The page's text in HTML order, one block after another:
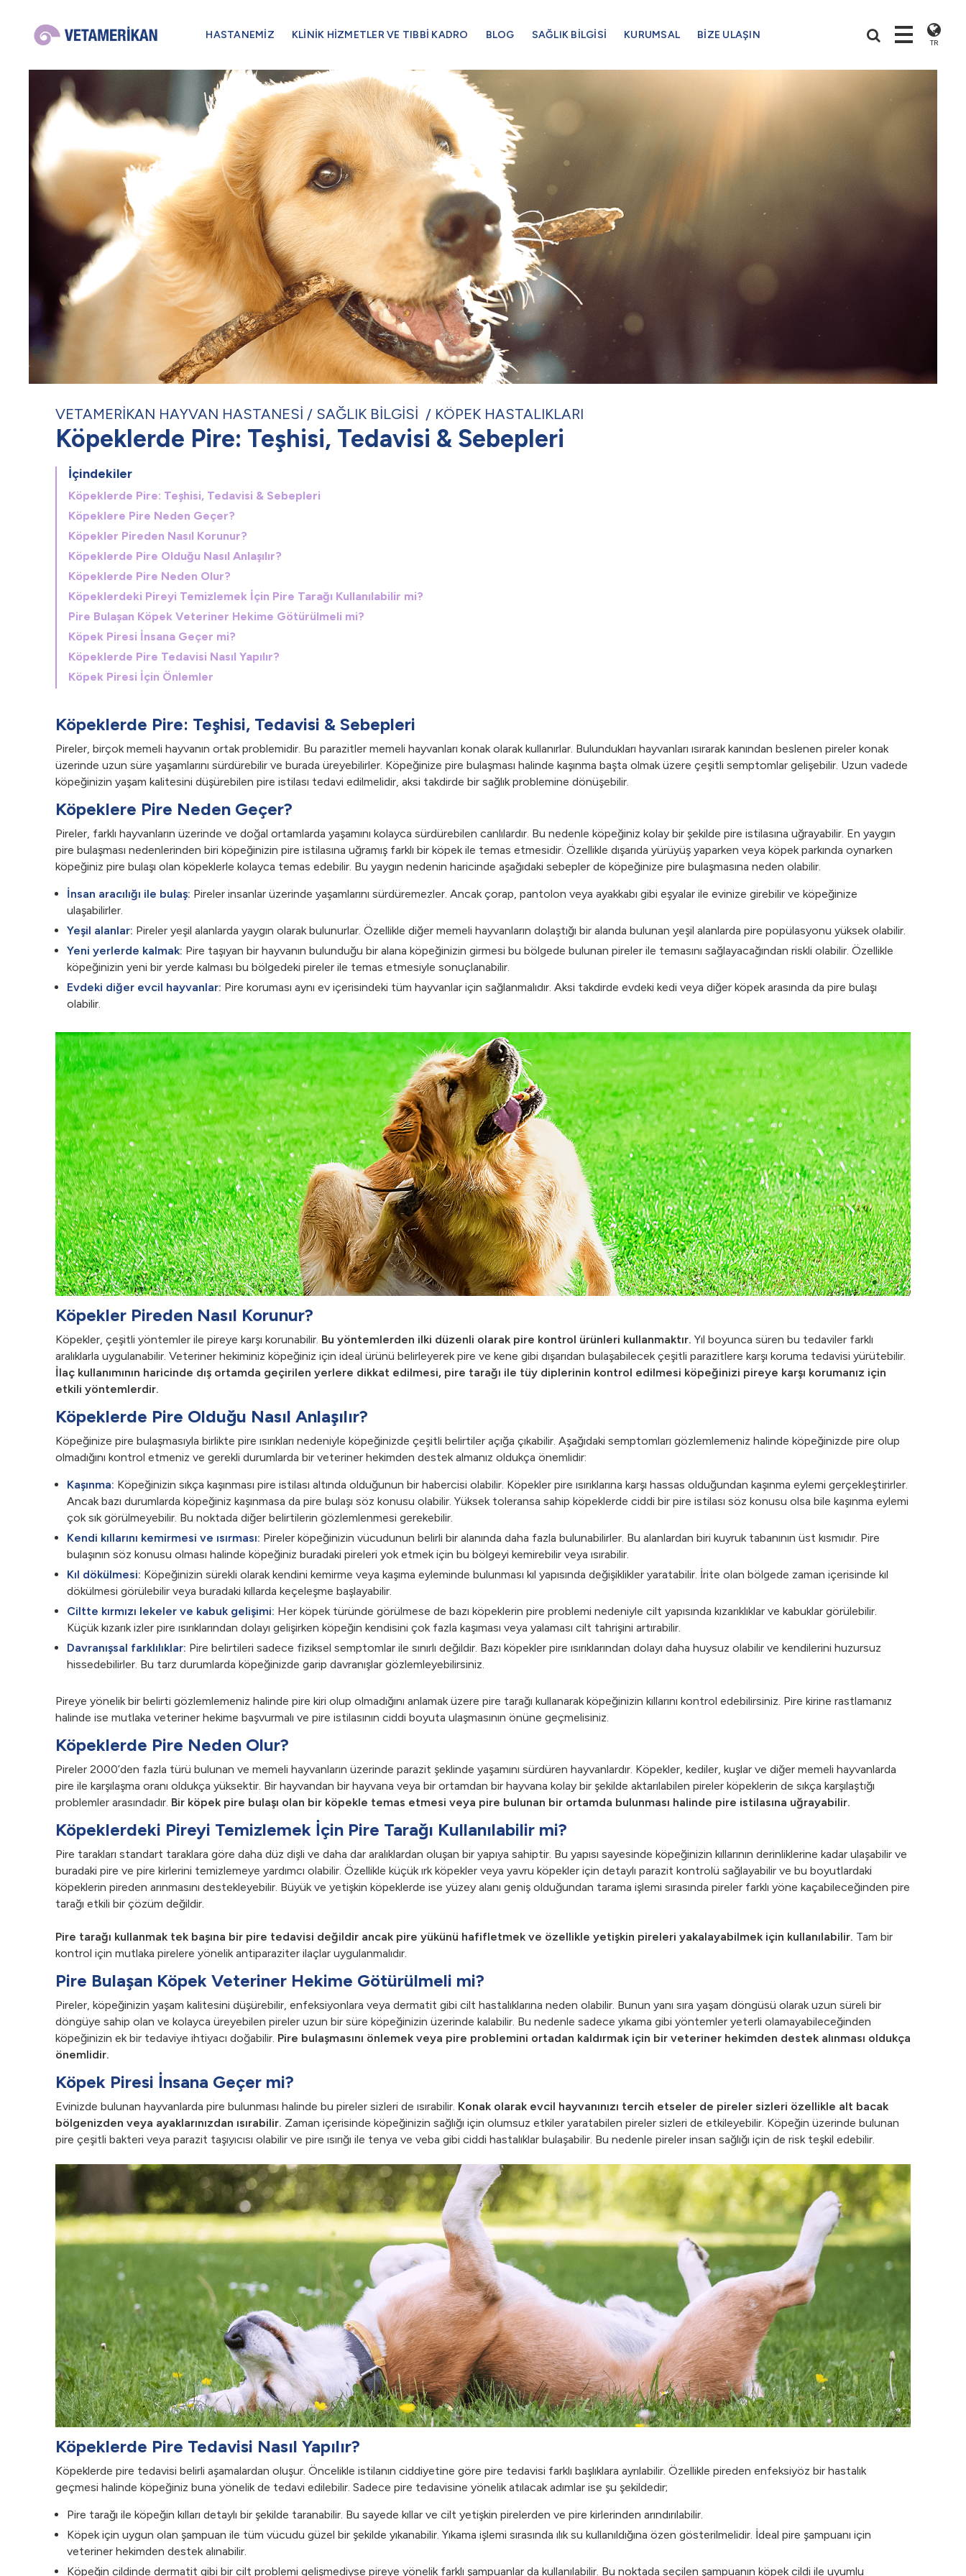
HASTANEMİZ KLİNİK HİZMETLER VE TIBBİ KADRO BLOG SAĞLIK BİLGİSİ KURUMSAL BİZE ULAŞIN
TR
VETAMERİKAN HAYVAN HASTANESİ SAĞLIK BİLGİSİ KÖPEK HASTALIKLARI
Köpeklerde Pire: Teşhisi, Tedavisi & Sebepleri
İçindekiler
Köpeklerde Pire: Teşhisi, Tedavisi & Sebepleri
Köpeklere Pire Neden Geçer?
Köpekler Pireden Nasıl Korunur?
Köpeklerde Pire Olduğu Nasıl Anlaşılır?
Köpeklerde Pire Neden Olur?
Köpeklerdeki Pireyi Temizlemek İçin Pire Tarağı Kullanılabilir mi?
Pire Bulaşan Köpek Veteriner Hekime Götürülmeli mi?
Köpek Piresi İnsana Geçer mi?
Köpeklerde Pire Tedavisi Nasıl Yapılır?
Köpek Piresi İçin Önlemler
Köpeklerde Pire: Teşhisi, Tedavisi & Sebepleri
Pireler, birçok memeli hayvanın ortak problemidir. Bu parazitler memeli hayvanları konak olarak kullanırlar. Bulundukları hayvanları ısırarak kanından beslenen pireler konak
üzerinde uzun süre yaşamlarını sürdürebilir ve burada üreyebilirler. Köpeğinize pire bulaşması halinde kaşınma başta olmak üzere çeşitli semptomlar gelişebilir. Uzun vadede
köpeğinizin yaşam kalitesini düşürebilen pire istilası tedavi edilmelidir, aksi takdirde bir sağlık problemine dönüşebilir.
Köpeklere Pire Neden Geçer?
Pireler, farklı hayvanların üzerinde ve doğal ortamlarda yaşamını kolayca sürdürebilen canlılardır. Bu nedenle köpeğiniz kolay bir şekilde pire istilasına uğrayabilir. En yaygın
pire bulaşması nedenlerinden biri köpeğinizin pire istilasına uğramış farklı bir köpek ile temas etmesidir. Özellikle dışarıda yürüyüş yaparken veya köpek parkında oynarken
köpeğiniz pire bulaşı olan köpeklerle kolayca temas edebilir. Bu yaygın nedenin haricinde aşağıdaki sebepler de köpeğinize pire bulaşmasına neden olabilir.
İnsan aracılığı ile bulaş: Pireler insanlar üzerinde yaşamlarını sürdüremezler. Ancak çorap, pantolon veya ayakkabı gibi eşyalar ile evinize girebilir ve köpeğinize
ulaşabilirler.
Yeşil alanlar: Pireler yeşil alanlarda yaygın olarak bulunurlar. Özellikle diğer memeli hayvanların dolaştığı bir alanda bulunan yeşil alanlarda pire popülasyonu yüksek olabilir.
Yeni yerlerde kalmak: Pire taşıyan bir hayvanın bulunduğu bir alana köpeğinizin girmesi bu bölgede bulunan pireler ile temasını sağlayacağından riskli olabilir. Özellikle
köpeğinizin yeni bir yerde kalması bu bölgedeki pireler ile temas etmesiyle sonuçlanabilir.
Evdeki diğer evcil hayvanlar: Pire koruması aynı ev içerisindeki tüm hayvanlar için sağlanmalıdır. Aksi takdirde evdeki kedi veya diğer köpek arasında da pire bulaşı
olabilir.
Köpekler Pireden Nasıl Korunur?
Köpekler, çeşitli yöntemler ile pireye karşı korunabilir. Bu yöntemlerden ilki düzenli olarak pire kontrol ürünleri kullanmaktır. Yıl boyunca süren bu tedaviler farklı
aralıklarla uygulanabilir. Veteriner hekiminiz köpeğiniz için ideal ürünü belirleyerek pire ve kene gibi dışarıdan bulaşabilecek çeşitli parazitlere karşı koruma tedavisi yürütebilir.
İlaç kullanımının haricinde dış ortamda geçirilen yerlere dikkat edilmesi, pire tarağı ile tüy diplerinin kontrol edilmesi köpeğinizi pireye karşı korumanız için
etkili yöntemlerdir.
Köpeklerde Pire Olduğu Nasıl Anlaşılır?
Köpeğinize pire bulaşmasıyla birlikte pire ısırıkları nedeniyle köpeğinizde çeşitli belirtiler açığa çıkabilir. Aşağıdaki semptomları gözlemlemeniz halinde köpeğinizde pire olup
olmadığını kontrol etmeniz ve gerekli durumlarda bir veteriner hekimden destek almanız oldukça önemlidir:
Kaşınma: Köpeğinizin sıkça kaşınması pire istilası altında olduğunun bir habercisi olabilir. Köpekler pire ısırıklarına karşı hassas olduğundan kaşınma eylemi gerçekleştirirler.
Ancak bazı durumlarda köpeğiniz kaşınmasa da pire bulaşı söz konusu olabilir. Yüksek toleransa sahip köpeklerde ciddi bir pire istilası söz konusu olsa bile kaşınma eylemi
çok sık görülmeyebilir. Bu noktada diğer belirtilerin gözlemlenmesi gerekebilir.
Kendi kıllarını kemirmesi ve ısırması: Pireler köpeğinizin vücudunun belirli bir alanında daha fazla bulunabilirler. Bu alanlardan biri kuyruk tabanının üst kısmıdır. Pire
bulaşının söz konusu olması halinde köpeğiniz buradaki pireleri yok etmek için bu bölgeyi kemirebilir veya ısırabilir.
Kıl dökülmesi: Köpeğinizin sürekli olarak kendini kemirme veya kaşıma eyleminde bulunması kıl yapısında değişiklikler yaratabilir. İrite olan bölgede zaman içerisinde kıl
dökülmesi görülebilir veya buradaki kıllarda keçeleşme başlayabilir.
Ciltte kırmızı lekeler ve kabuk gelişimi: Her köpek türünde görülmese de bazı köpeklerin pire problemi nedeniyle cilt yapısında kızarıklıklar ve kabuklar görülebilir.
Küçük kızarık izler pire ısırıklarından dolayı gelişirken köpeğin kendisini çok fazla kaşıması veya yalaması cilt tahrişini artırabilir.
Davranışsal farklılıklar: Pire belirtileri sadece fiziksel semptomlar ile sınırlı değildir. Bazı köpekler pire ısırıklarından dolayı daha huysuz olabilir ve kendilerini huzursuz
hissedebilirler. Bu tarz durumlarda köpeğinizde garip davranışlar gözlemleyebilirsiniz.
Pireye yönelik bir belirti gözlemlemeniz halinde pire kiri olup olmadığını anlamak üzere pire tarağı kullanarak köpeğinizin kıllarını kontrol edebilirsiniz. Pire kirine rastlamanız
halinde ise mutlaka veteriner hekime başvurmalı ve pire istilasının ciddi boyuta ulaşmasının önüne geçmelisiniz.
Köpeklerde Pire Neden Olur?
Pireler 2000’den fazla türü bulunan ve memeli hayvanların üzerinde parazit şeklinde yaşamını sürdüren hayvanlardır. Köpekler, kediler, kuşlar ve diğer memeli hayvanlarda
pire ile karşılaşma oranı oldukça yüksektir. Bir hayvandan bir hayvana veya bir ortamdan bir hayvana kolay bir şekilde aktarılabilen pireler köpeklerin de sıkça karşılaştığı
problemler arasındadır. Bir köpek pire bulaşı olan bir köpekle temas etmesi veya pire bulunan bir ortamda bulunması halinde pire istilasına uğrayabilir.
Köpeklerdeki Pireyi Temizlemek İçin Pire Tarağı Kullanılabilir mi?
Pire tarakları standart taraklara göre daha düz dişli ve daha dar aralıklardan oluşan bir yapıya sahiptir. Bu yapısı sayesinde köpeğinizin kıllarının derinliklerine kadar ulaşabilir ve
buradaki pire ve pire kirlerini temizlemeye yardımcı olabilir. Özellikle küçük ırk köpekler veya yavru köpekler için detaylı parazit kontrolü sağlayabilir ve bu boyutlardaki
köpeklerin pireden arınmasını destekleyebilir. Büyük ve yetişkin köpeklerde ise yüzey alanı geniş olduğundan tarama işlemi sırasında pireler farklı yöne kaçabileceğinden pire
tarağı etkili bir çözüm değildir.
Pire tarağı kullanmak tek başına bir pire tedavisi değildir ancak pire yükünü hafifletmek ve özellikle yetişkin pireleri yakalayabilmek için kullanılabilir. Tam bir
kontrol için mutlaka pirelere yönelik antiparaziter ilaçlar uygulanmalıdır.
Pire Bulaşan Köpek Veteriner Hekime Götürülmeli mi?
Pireler, köpeğinizin yaşam kalitesini düşürebilir, enfeksiyonlara veya dermatit gibi cilt hastalıklarına neden olabilir. Bunun yanı sıra yaşam döngüsü olarak uzun süreli bir
döngüye sahip olan ve kolayca üreyebilen pireler uzun bir süre köpeğinizin üzerinde kalabilir. Bu nedenle sadece yıkama gibi yöntemler yeterli olamayabileceğinden
köpeğinizin ek bir tedaviye ihtiyacı doğabilir. Pire bulaşmasını önlemek veya pire problemini ortadan kaldırmak için bir veteriner hekimden destek alınması oldukça
önemlidir.
Köpek Piresi İnsana Geçer mi?
Evinizde bulunan hayvanlarda pire bulunması halinde bu pireler sizleri de ısırabilir. Konak olarak evcil hayvanınızı tercih etseler de pireler sizleri özellikle alt bacak
bölgenizden veya ayaklarınızdan ısırabilir. Zaman içerisinde köpeğinizin sağlığı için olumsuz etkiler yaratabilen pireler sizleri de etkileyebilir. Köpeğin üzerinde bulunan
pire çeşitli bakteri veya parazit taşıyıcısı olabilir ve pire ısırığı ile tenya ve veba gibi ciddi hastalıklar bulaşabilir. Bu nedenle pireler insan sağlığı için de risk teşkil edebilir.
Köpeklerde Pire Tedavisi Nasıl Yapılır?
Köpeklerde pire tedavisi belirli aşamalardan oluşur. Öncelikle istilanın ciddiyetine göre pire tedavisi farklı başlıklara ayrılabilir. Özellikle pireden enfeksiyöz bir hastalık
geçmesi halinde köpeğiniz buna yönelik de tedavi edilebilir. Sadece pire tedavisine yönelik atılacak adımlar ise şu şekildedir;
Pire tarağı ile köpeğin kılları detaylı bir şekilde taranabilir. Bu sayede kıllar ve cilt yetişkin pirelerden ve pire kirlerinden arındırılabilir.
Köpek için uygun olan şampuan ile tüm vücudu güzel bir şekilde yıkanabilir. Yıkama işlemi sırasında ılık su kullanıldığına özen gösterilmelidir. İdeal pire şampuanı için
veteriner hekimden destek alınabilir.
Köpeğin cildinde dermatit gibi bir cilt problemi gelişmediyse pireye yönelik farklı şampuanlar da kullanılabilir. Bu noktada seçilen şampuanın köpek cildi ile uyumlu